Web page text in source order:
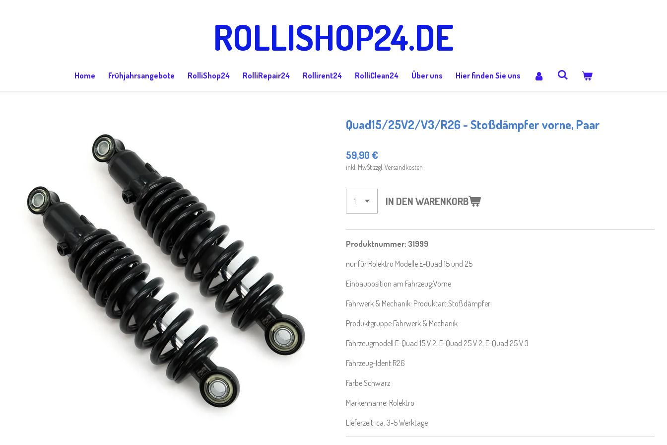
ROLLISHOP24.DE
Home Frühjahrsangebote RolliShop24 RolliRepair24 Rollirent24 RolliClean24 Über uns Hier finden Sie uns
Quad15/25V2/V3/R26 - Stoßdämpfer vorne, Paar
59,90 €
inkl. MwSt zzgl. Versandkosten
IN DEN WARENKORB
Produktnummer: 31999
nur für Rolektro Modelle E-Quad 15 und 25
Einbauposition am Fahrzeug:Vorne
Fahrwerk & Mechanik: Produktart:Stoßdämpfer
Produktgruppe:Fahrwerk & Mechanik
Fahrzeugmodell:E-Quad 15 V.2, E-Quad 25 V.2, E-Quad 25 V.3
Fahrzeug-Ident:R26
Farbe:Schwarz
Markenname: Rolektro
Lieferzeit: ca. 3-5 Werktage